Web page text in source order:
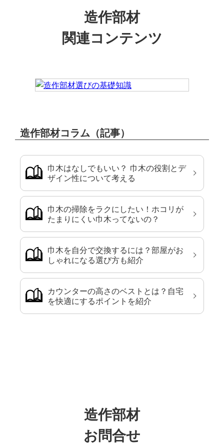
造作部材
関連コンテンツ
造作部材コラム（記事）
巾木はなしでもいい？ 巾木の役割とデ
ザイン性について考える
巾木の掃除をラクにしたい！ホコリが
たまりにくい巾木ってないの？
巾木を自分で交換するには？部屋がお
しゃれになる選び方も紹介
カウンターの高さのベストとは？自宅
を快適にするポイントを紹介
造作部材
お問合せ